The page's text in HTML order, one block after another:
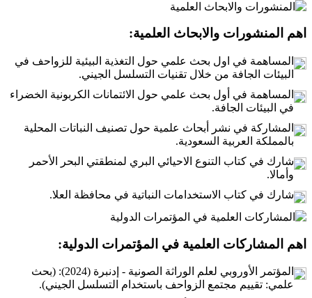
اهم المنشورات والابحاث العلمية:
المساهمة في اول بحث علمي حول التغذية البيئية للزواحف في
البيئات الجافة من خلال تقنيات التسلسل الجيني.
المساهمة في أول بحث علمي حول الائتمانات الكربونية الخضراء
في البيئات الجافة.
المشاركة في نشر أبحاث علمية حول تصنيف النباتات المحلية
بالمملكة العربية السعودية.
شارك في كتاب التنوع الاحيائي البري لمنطقتي البحر الأحمر
وأمالا.
شارك في كتاب الاستخدامات النباتية في محافظة العلا.
اهم المشاركات العلمية في المؤتمرات الدولية:
المؤتمر الأوروبي لعلم الوراثة الصونية - إدنبرة (2024): (بحث
علمي: تقييم مجتمع الزواحف باستخدام التسلسل الجيني).